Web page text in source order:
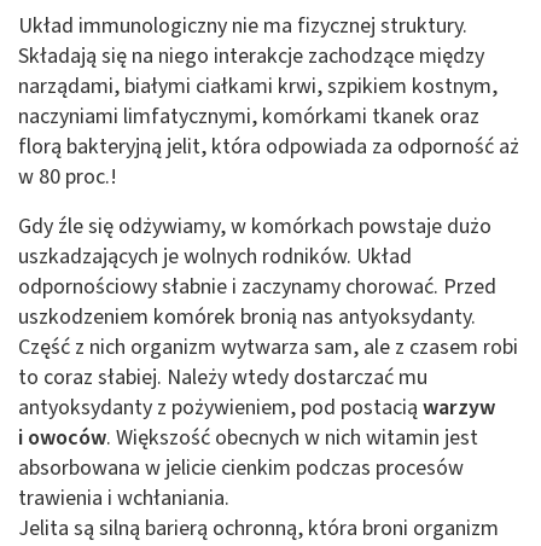
Układ immunologiczny nie ma fizycznej struktury.
Składają się na niego interakcje zachodzące między
narządami, białymi ciałkami krwi, szpikiem kostnym,
naczyniami limfatycznymi, komórkami tkanek oraz
florą bakteryjną jelit, która odpowiada za odporność aż
w 80 proc.!
Gdy źle się odżywiamy, w komórkach powstaje dużo
uszkadzających je wolnych rodników. Układ
odpornościowy słabnie i zaczynamy chorować. Przed
uszkodzeniem komórek bronią nas antyoksydanty.
Część z nich organizm wytwarza sam, ale z czasem robi
to coraz słabiej. Należy wtedy dostarczać mu
antyoksydanty z pożywieniem, pod postacią warzyw
i owoców. Większość obecnych w nich witamin jest
absorbowana w jelicie cienkim podczas procesów
trawienia i wchłaniania.
Jelita są silną barierą ochronną, która broni organizm